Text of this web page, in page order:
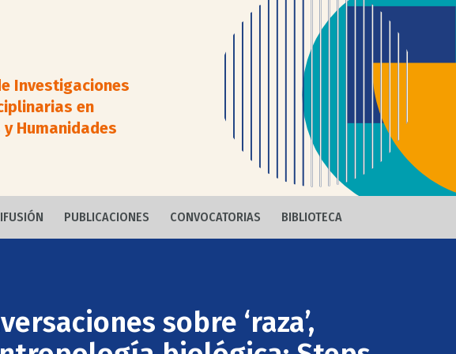
Investigaciones
en
y Humanidades
PUBLICACIONES CONVOCATORIAS BIBLIOTECA
sobre ‘raza’,